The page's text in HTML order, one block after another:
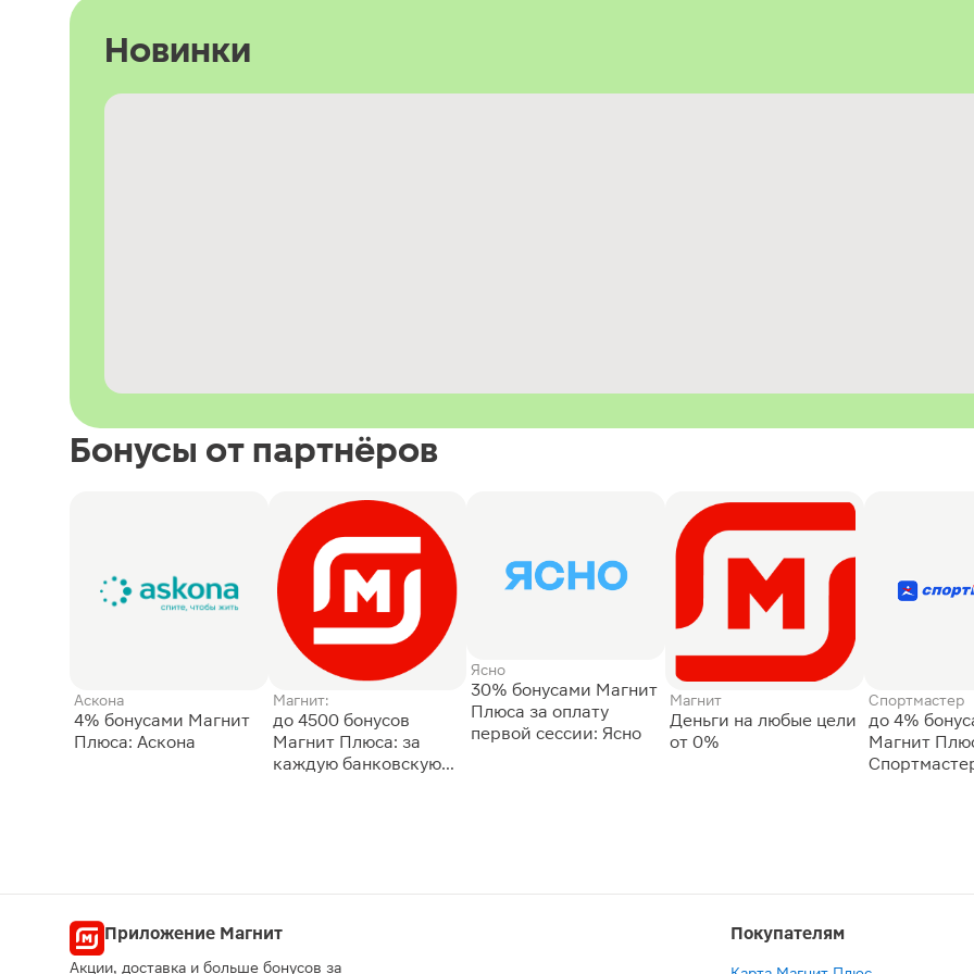
Новинки
Бонусы от партнёров
Аскона
4% бонусами Магнит
Плюса: Аскона
Магнит:
до 4500 бонусов
Магнит Плюса: за
каждую банковскую
Ясно
30% бонусами Магнит
Плюса за оплату
первой сессии: Ясно
Магнит
Деньги на любые цели
от 0%
Спортмастер
до 4%
Магнит
Приложение Магнит
Акции, доставка и больше бонусов за
Покупателям